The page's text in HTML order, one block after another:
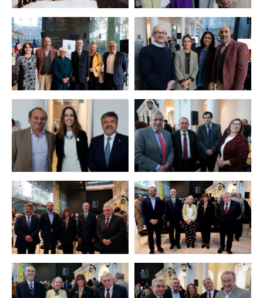
Zoom Zoom
Zoom Zoom
Zoom Zoom
Zoom Zoom